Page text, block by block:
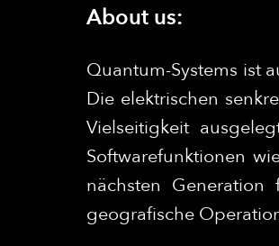
About us:
Quantum-Systems ist
Die elektrischen
Vielseitigkeit
Softwarefunktionen
nächsten
geografische